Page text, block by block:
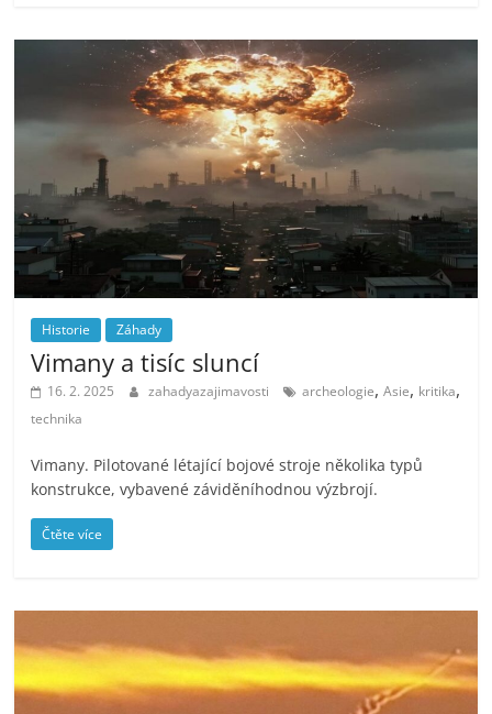
Historie Záhady
Vimany a tisíc sluncí
16. 2. 2025 zahadyazajimavosti archeologie,Asie, kritika,
technika
Vimany. Pilotované létající bojové stroje několika typů
konstrukce, vybavené záviděníhodnou výzbrojí.
Čtěte více